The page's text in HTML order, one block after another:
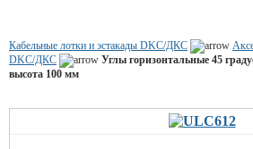
Кабельные лотки и эстакады DKC/ДКС
DKC/ДКС
Углы горизонтальные 45
высота 100 мм